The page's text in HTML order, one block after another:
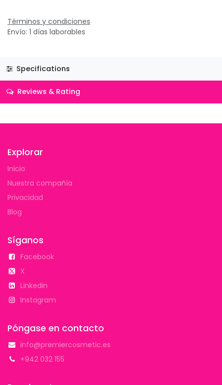
Términos y condiciones
Envío: 1 días laborables
Specifications
Reviews & Rating
Explorar
Inicio
Nuestra compañía
Privacidad
Blog
Síganos
Facebook
X
Linkedin
Instagram
Póngase en contacto
info@premiercosmetic.es
+942 032 155